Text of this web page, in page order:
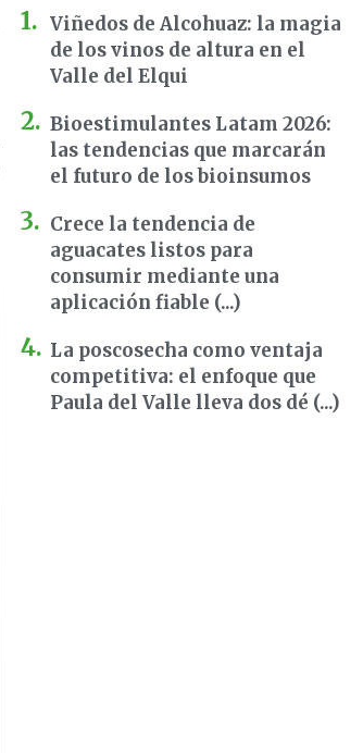
Viñedos de Alcohuaz: la magia
de los vinos de altura en el
Valle del Elqui
Bioestimulantes Latam 2026:
las tendencias que marcarán
el futuro de los bioinsumos
Crece la tendencia de
aguacates listos para
consumir mediante una
aplicación fiable (...)
La poscosecha como ventaja
competitiva: el enfoque que
Paula del Valle lleva dos dé (...)